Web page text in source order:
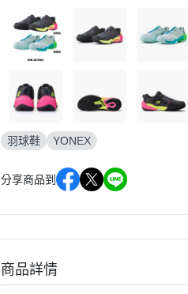
羽球鞋 YONEX
分享商品到
商品詳情